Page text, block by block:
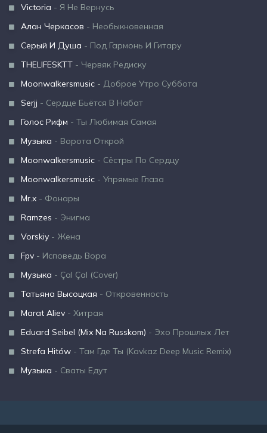
Victoria - Я Не Вернусь
Алан Черкасов - Необыкновенная
Серый И Душа - Под Гармонь И Гитару
THELIFESKTT - Червяк Редиску
Moonwalkersmusic - Доброе Утро Суббота
Serjj - Сердце Бьётся В Набат
Голос Рифм - Ты Любимая Самая
Музыка - Ворота Открой
Moonwalkersmusic - Сёстры По Сердцу
Moonwalkersmusic - Упрямые Глаза
Mr.x - Фонары
Ramzes - Энигма
Vorskiy - Жена
Fpv - Исповедь Вора
Музыка - Çal Çal (Cover)
Татьяна Высоцкая - Откровенность
Marat Aliev - Хитрая
Eduard Seibel (Mix Na Russkom) - Эхо Прошлых Лет
Strefa Hitów - Там Где Ты (Kavkaz Deep Music Remix)
Музыка - Сваты Едут